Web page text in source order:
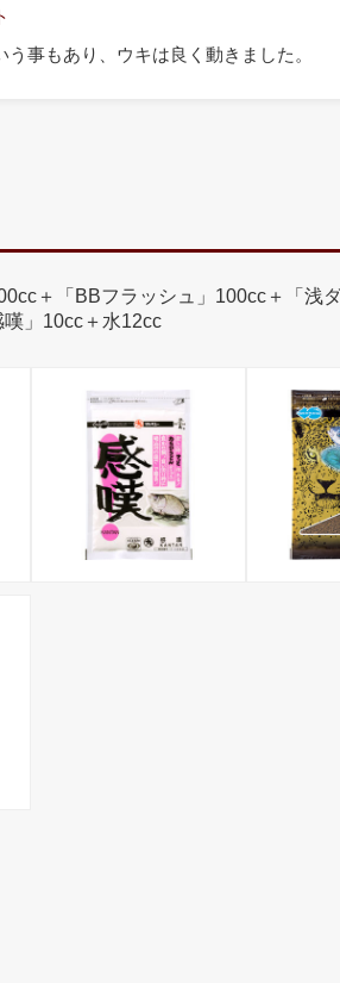
う事もあり、ウキは良く動きました。
＋「BBフラッシュ」100cc＋「
嘆」10cc＋水12cc